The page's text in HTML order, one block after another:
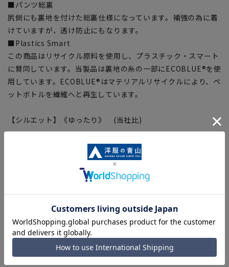
■パンツ総裏
尻側にも裏地を付けた総裏仕様になっています。補強の為に着
けていますが、透け防止にもなります。
■Plastics Smart
この商品はリサイクル原料を使用し、プラスチック・スマート
に賛同しています。当製品は裏地の糸の一部にECOBLUE®を使
用しています。ECOBLUE®はマテリアルリサイクルにより、ペ
ットボトルを繊維へと再生しています。
【シルエット】《ゆったり》 (当社比)
【商品に関するご注意】
■商品画像はサンプルのため、色味やサイズ等の仕様に変更が
ある場合がございますので、予めご了承ください。
■ゆとり感には個人差があります。サイズ表を確認の上、ご購
入の目安としてご利用ください。
■生地や仕様・デザインにより、着用感や実際のサイズ表に若
干の誤差が生じる場合がございます。予めご了承ください。
■サイズスペックは仕上がりサイズを記載しております。一
部、商品現物におすすめサイズ(ヌードサイズ)を記載している
商品もございます。